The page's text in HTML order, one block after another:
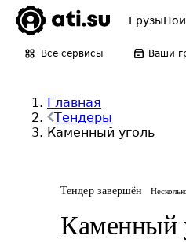
Грузы
Все сервисы Ваши
Главная
Тендеры
Каменный уголь
Тендер завершён
Каменный